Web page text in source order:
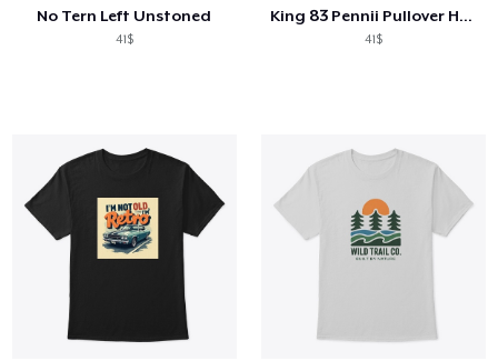
No Tern Left Unstoned
41$
King 83 Pennii Pullover Hoodie
41$